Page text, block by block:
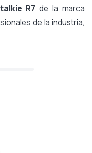
R7 de la marca
de la industria,